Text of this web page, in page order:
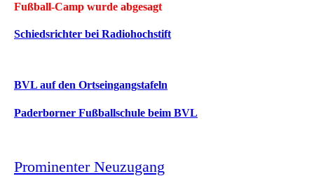
Fußball-Camp wurde abgesagt
Schiedsrichter bei Radiohochstift
BVL auf den Ortseingangstafeln
Paderborner Fußballschule beim BVL
Prominenter Neuzugang